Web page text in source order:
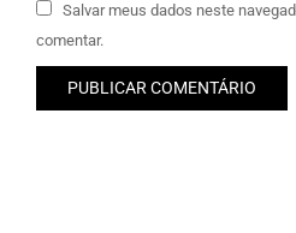
Salvar meus dados neste
comentar.